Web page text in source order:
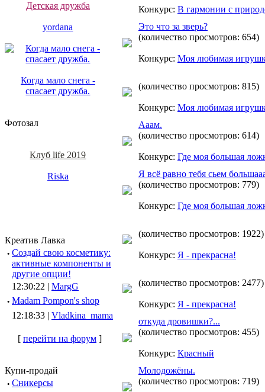
Детская дружба
yordana
Когда мало снега -
спасает дружба.
Фотозал
Клуб life 2019
Riska
Креатив Лавка
· Создай свою косметику:
активные компоненты и
другие опции!
12:30:22 | MargG
· Madam Pompon's shop
12:18:33 | Vladkina_mama
[ перейти на форум ]
Купи-продай
· Сникерсы
Конкурс: В гармонии с
Это что за зверь?
(количество просмотров: 654)
Конкурс: Моя любимая
(количество просмотров: 815)
Конкурс: Моя любимая
Ааам.
(количество просмотров: 614)
Конкурс: Где моя большая
Я всё равно тебя сьем
(количество просмотров: 779)
Конкурс: Где моя большая
(количество просмотров: 1922)
Конкурс: Я - прекрасна!
(количество просмотров: 2477)
Конкурс: Я - прекрасна!
откуда дровишки?...
(количество просмотров: 455)
Конкурс: Красный
Молодожёны.
(количество просмотров: 719)